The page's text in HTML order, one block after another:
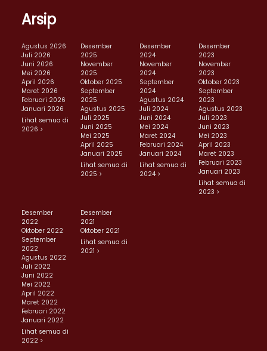
Arsip
Agustus 2026
Juli 2026
Juni 2026
Mei 2026
April 2026
Maret 2026
Februari 2026
Januari 2026
Lihat semua di
2026 >
Desember
2025
November
2025
Oktober 2025
September
2025
Agustus 2025
Juli 2025
Juni 2025
Mei 2025
April 2025
Januari 2025
Lihat semua di
2025 >
Desember
2024
November
2024
September
2024
Agustus 2024
Juli 2024
Juni 2024
Mei 2024
Maret 2024
Februari 2024
Januari 2024
Lihat semua di
2024 >
Desember
2023
November
2023
Oktober 2023
September
2023
Agustus 2023
Juli 2023
Juni 2023
Mei 2023
April 2023
Maret 2023
Februari 2023
Januari 2023
Lihat semua di
2023 >
Desember
2022
Oktober 2022
September
2022
Agustus 2022
Juli 2022
Juni 2022
Mei 2022
April 2022
Maret 2022
Februari 2022
Januari 2022
Lihat semua di
2022 >
Desember
2021
Oktober 2021
Lihat semua di
2021 >